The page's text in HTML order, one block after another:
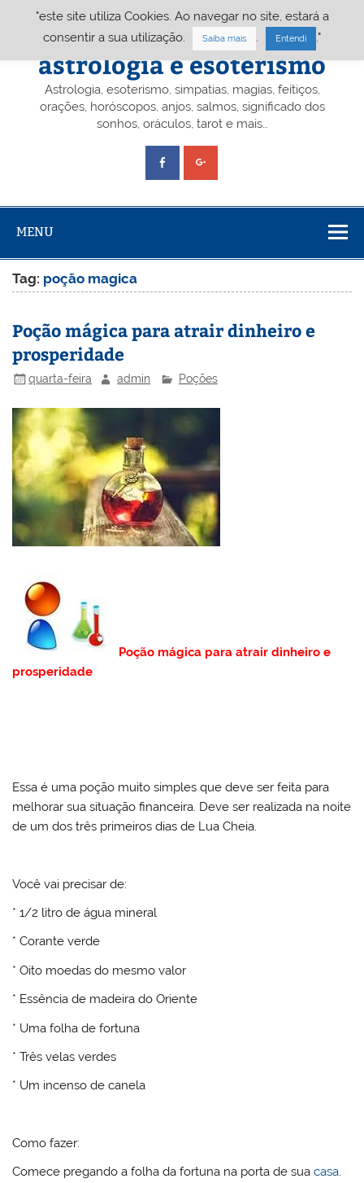
Portal A&E – Portal
astrologia e esoterismo
Astrologia, esoterismo, simpatias, magias, feitiços,
orações, horóscopos, anjos, salmos, significado dos
sonhos, oráculos, tarot e mais…
MENU
Tag: poção magica
Poção mágica para atrair dinheiro e
prosperidade
quarta-feira admin Poções
Poção mágica para atrair dinheiro e
prosperidade
Essa é uma poção muito simples que deve ser feita para
melhorar sua situação financeira. Deve ser realizada na noite
de um dos três primeiros dias de Lua Cheia.
Você vai precisar de:
* 1/2 litro de água mineral
* Corante verde
* Oito moedas do mesmo valor
* Essência de madeira do Oriente
* Uma folha de fortuna
* Três velas verdes
* Um incenso de canela
Como fazer:
Comece pregando a folha da fortuna na porta de suacasa.
"este site utiliza Cookies. Ao navegar no site, estará a
consentir a sua utilização.
Saiba mais Entendi ."